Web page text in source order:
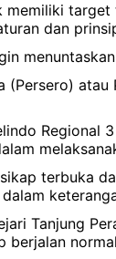
memiliki
dan
(Persero)
Regional
terbuka
Tanjung